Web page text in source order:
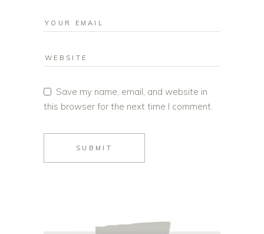
Save my name, email, and website in
this browser for the next time I comment.
SUBMIT